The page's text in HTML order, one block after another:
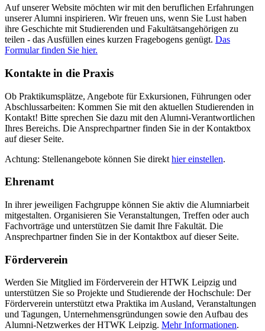
Auf unserer Website möchten wir mit den beruflichen Erfahrungen
unserer Alumni inspirieren. Wir freuen uns, wenn Sie Lust haben
ihre Geschichte mit Studierenden und Fakultätsangehörigen zu
teilen - das Ausfüllen eines kurzen Fragebogens genügt. Das
Formular finden Sie hier.
Kontakte in die Praxis
Ob Praktikumsplätze, Angebote für Exkursionen, Führungen oder
Abschlussarbeiten: Kommen Sie mit den aktuellen Studierenden in
Kontakt! Bitte sprechen Sie dazu mit den Alumni-Verantwortlichen
Ihres Bereichs. Die Ansprechpartner finden Sie in der Kontaktbox
auf dieser Seite.
Achtung: Stellenangebote können Sie direkt hier einstellen.
Ehrenamt
In ihrer jeweiligen Fachgruppe können Sie aktiv die Alumniarbeit
mitgestalten. Organisieren Sie Veranstaltungen, Treffen oder auch
Fachvorträge und unterstützen Sie damit Ihre Fakultät. Die
Ansprechpartner finden Sie in der Kontaktbox auf dieser Seite.
Förderverein
Werden Sie Mitglied im Förderverein der HTWK Leipzig und
unterstützen Sie so Projekte und Studierende der Hochschule: Der
Förderverein unterstützt etwa Praktika im Ausland, Veranstaltungen
und Tagungen, Unternehmensgründungen sowie den Aufbau des
Alumni-Netzwerkes der HTWK Leipzig. Mehr Informationen.